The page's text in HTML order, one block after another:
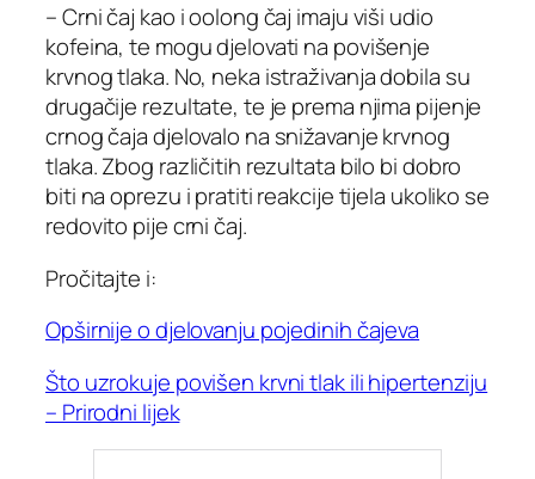
– Crni čaj kao i oolong čaj imaju viši udio
kofeina, te mogu djelovati na povišenje
krvnog tlaka. No, neka istraživanja dobila su
drugačije rezultate, te je prema njima pijenje
crnog čaja djelovalo na snižavanje krvnog
tlaka. Zbog različitih rezultata bilo bi dobro
biti na oprezu i pratiti reakcije tijela ukoliko se
redovito pije crni čaj.
Pročitajte i:
Opširnije o djelovanju pojedinih čajeva
Što uzrokuje povišen krvni tlak ili hipertenziju
– Prirodni lijek